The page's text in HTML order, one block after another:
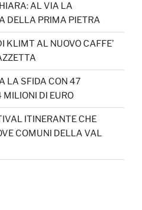
AL VIA LA
DELLA PRIMA PIETRA
KLIMT AL NUOVO CAFFE’
LA SFIDA CON 47
MILIONI DI EURO
ITINERANTE CHE
COMUNI DELLA VAL